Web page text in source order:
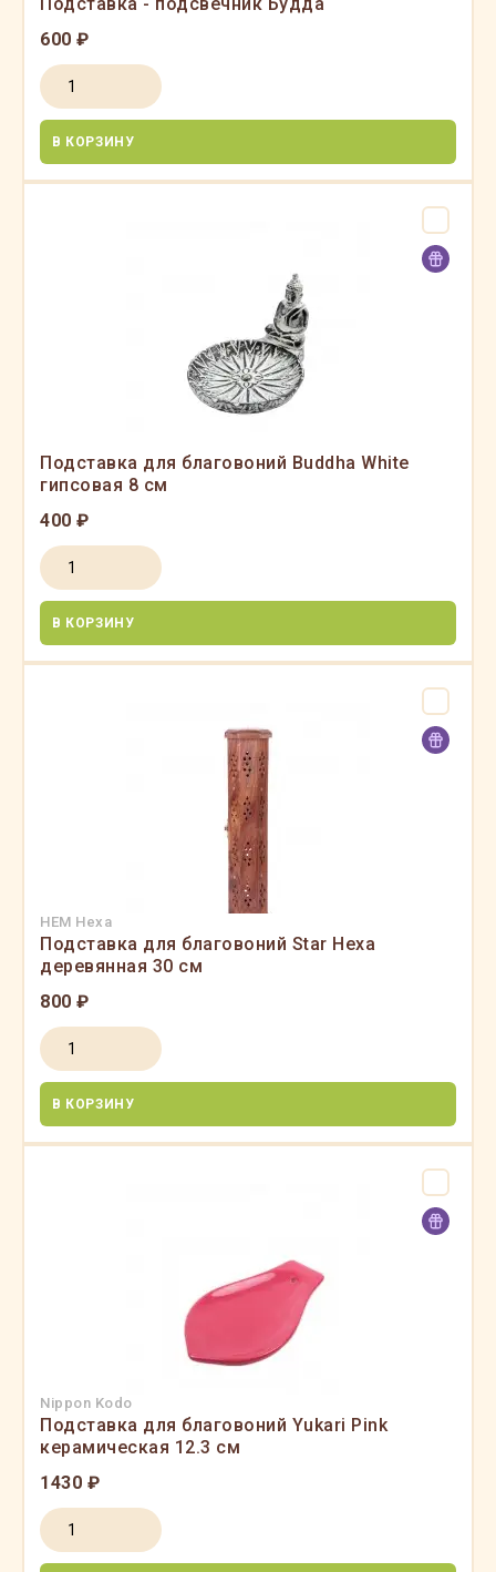
600 ₽
В КОРЗИНУ
Подставка для благовоний Buddha White
гипсовая 8 см
400 ₽
В КОРЗИНУ
HEM Hexa
Подставка для благовоний Star Hexa
деревянная 30 см
800 ₽
В КОРЗИНУ
Nippon Kodo
Подставка для благовоний Yukari Pink
керамическая 12.3 см
1430 ₽